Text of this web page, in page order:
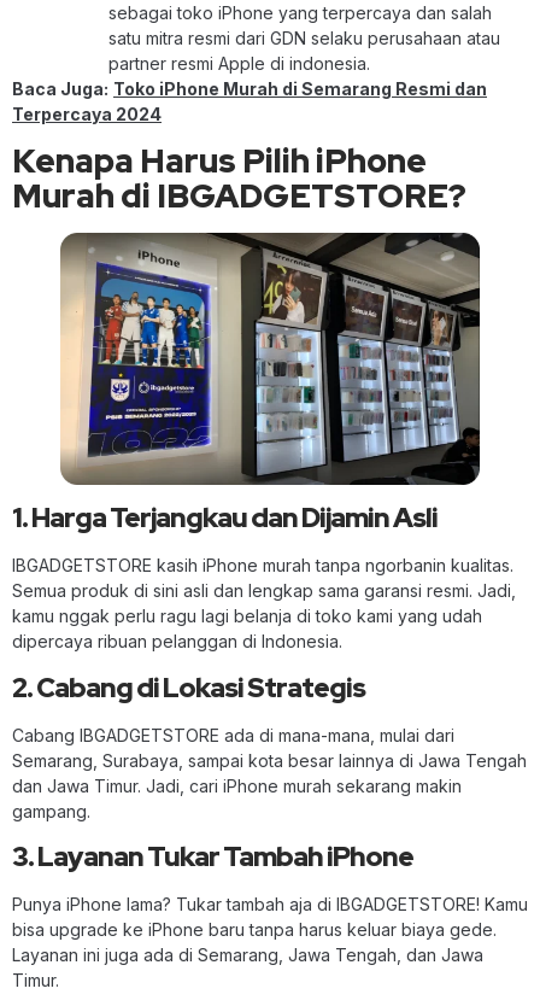
sebagai toko iPhone yang terpercaya dan salah
satu mitra resmi dari GDN selaku perusahaan atau
partner resmi Apple di indonesia.
Baca Juga: Toko iPhone Murah di Semarang Resmi dan
Terpercaya 2024
Kenapa Harus Pilih iPhone
Murah di IBGADGETSTORE?
1. Harga Terjangkau dan Dijamin Asli
IBGADGETSTORE kasih iPhone murah tanpa ngorbanin kualitas.
Semua produk di sini asli dan lengkap sama garansi resmi. Jadi,
kamu nggak perlu ragu lagi belanja di toko kami yang udah
dipercaya ribuan pelanggan di Indonesia.
2. Cabang di Lokasi Strategis
Cabang IBGADGETSTORE ada di mana-mana, mulai dari
Semarang, Surabaya, sampai kota besar lainnya di Jawa Tengah
dan Jawa Timur. Jadi, cari iPhone murah sekarang makin
gampang.
3. Layanan Tukar Tambah iPhone
Punya iPhone lama? Tukar tambah aja di IBGADGETSTORE! Kamu
bisa upgrade ke iPhone baru tanpa harus keluar biaya gede.
Layanan ini juga ada di Semarang, Jawa Tengah, dan Jawa
Timur.